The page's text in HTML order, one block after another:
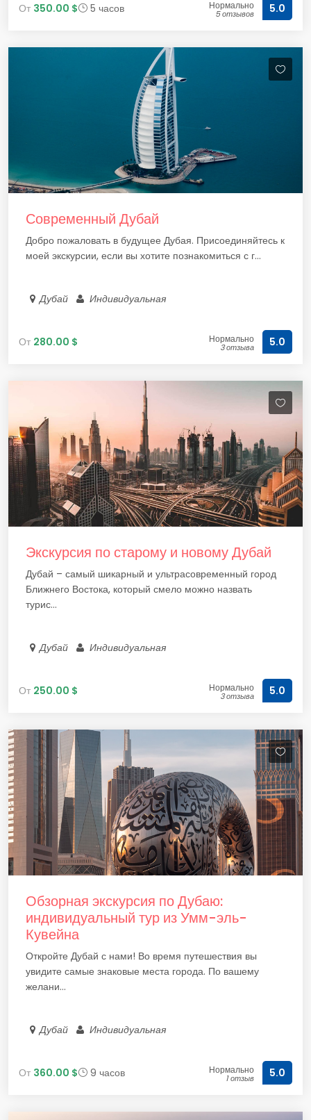
От 350.00 $ 5 часов Нормально
5 отзывов 5.0
Современный Дубай
Добро пожаловать в будущее Дубая. Присоединяйтесь к
моей экскурсии, если вы хотите познакомиться с г...
Дубай Индивидуальная
От 280.00 $ Нормально
3 отзыва 5.0
Экскурсия по старому и новому Дубай
Дубай – самый шикарный и ультрасовременный город
Ближнего Востока, который смело можно назвать
турис...
Дубай Индивидуальная
От 250.00 $ Нормально
3 отзыва 5.0
Обзорная экскурсия по Дубаю:
индивидуальный тур из Умм-эль-
Кувейна
Откройте Дубай с нами! Во время путешествия вы
увидите самые знаковые места города. По вашему
желани...
Дубай Индивидуальная
От 360.00 $ 9 часов Нормально
1 отзыв 5.0